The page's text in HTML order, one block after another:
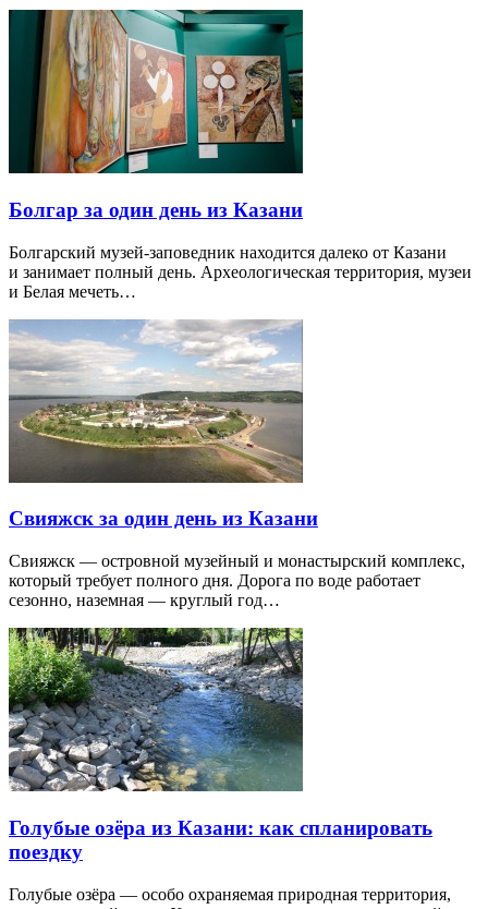
Болгар за один день из Казани
Болгарский музей-заповедник находится далеко от Казани
и занимает полный день. Археологическая территория, музеи
и Белая мечеть…
Свияжск за один день из Казани
Свияжск — островной музейный и монастырский комплекс,
который требует полного дня. Дорога по воде работает
сезонно, наземная — круглый год…
Голубые озёра из Казани: как спланировать
поездку
Голубые озёра — особо охраняемая природная территория,